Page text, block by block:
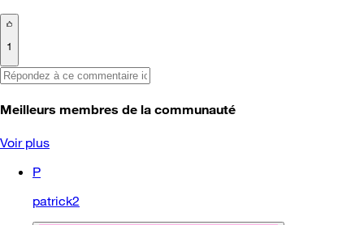
1
Meilleurs membres de la communauté
Voir plus
P
patrick2